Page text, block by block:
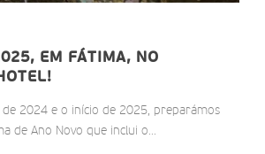
EM FÁTIMA, NO
de 2024 e o início de 2025, preparámos
de Ano Novo que inclui o...